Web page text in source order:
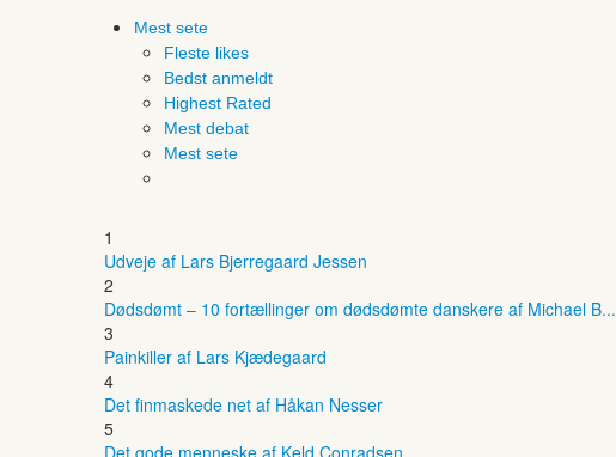
Mest sete
Fleste likes
Bedst anmeldt
Highest Rated
Mest debat
Mest sete
1
Udveje af Lars Bjerregaard Jessen
2
Dødsdømt – 10 fortællinger om dødsdømte danskere af Michael B...
3
Painkiller af Lars Kjædegaard
4
Det finmaskede net af Håkan Nesser
5
Det gode menneske af Keld Conradsen